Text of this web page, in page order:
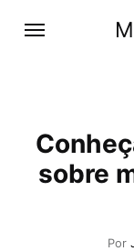
sobre
Por